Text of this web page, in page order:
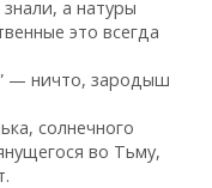
а натуры
это всегда
— ничто, зародыш
солнечного
во Тьму,